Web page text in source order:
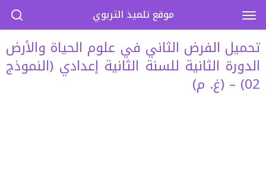
تحميل الفرض الثاني في علوم الحياة والأرض
الدورة الثانية للسنة الثانية إعدادي (النموذج
02) – (غ. م)
موقع تلميذ التربوي